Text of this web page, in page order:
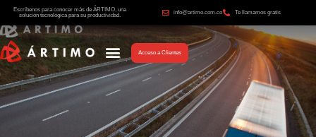
Escríbenos para conocer más de ÁRTIMO, una
solución tecnológica para su productividad.
info@artimo.com.co Te llamamos gratis
Acceso a Clientes